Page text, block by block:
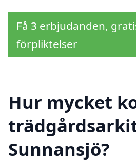
Få 3 erbjudanden,
förpliktelser
Hur mycket
Sunnansjö?